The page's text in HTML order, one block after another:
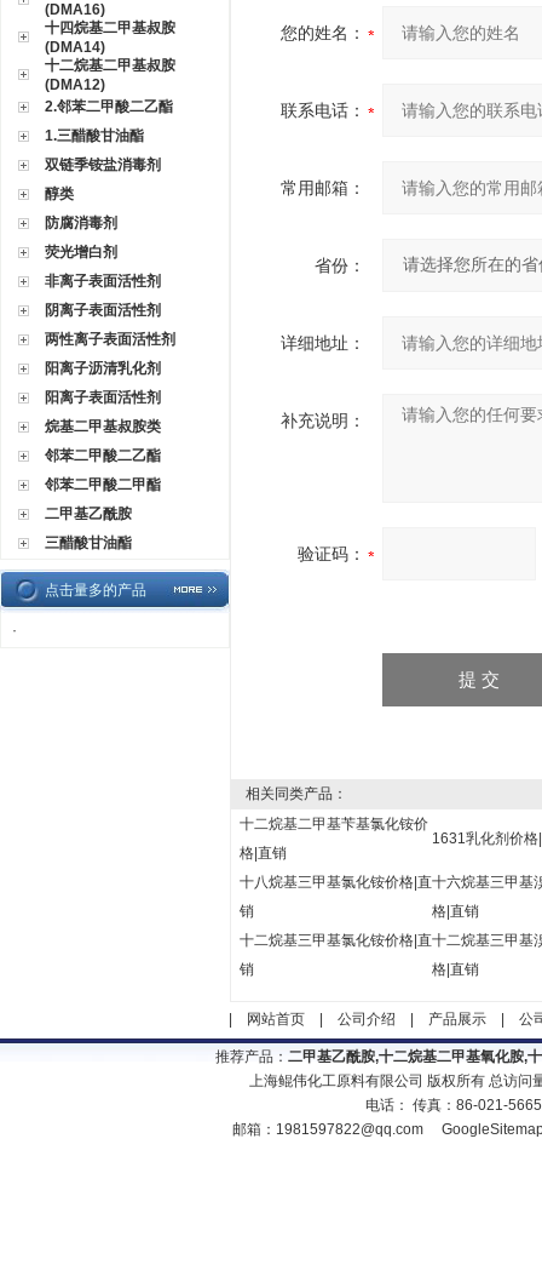
(DMA16)
十四烷基二甲基叔胺
(DMA14)
十二烷基二甲基叔胺
(DMA12)
2.邻苯二甲酸二乙酯
1.三醋酸甘油酯
双链季铵盐消毒剂
醇类
防腐消毒剂
荧光增白剂
非离子表面活性剂
阴离子表面活性剂
两性离子表面活性剂
阳离子沥清乳化剂
阳离子表面活性剂
烷基二甲基叔胺类
邻苯二甲酸二乙酯
邻苯二甲酸二甲酯
二甲基乙酰胺
三醋酸甘油酯
点击量多的产品
·
您的姓名：
联系电话：
常用邮箱：
省份：
详细地址：
补充说明：
验证码：
相关同类产品：
十二烷基二甲基苄基氯化铵价
格|直销
1631乳化剂价格
十八烷基三甲基氯化铵价格|直
销
十六烷基三甲基
格|直销
十二烷基三甲基氯化铵价格|直
销
十二烷基三甲基
格|直销
网站首页| 公司介绍 产品展示| 公
推荐产品： 二甲基乙酰胺,十二烷基二甲基氧化胺,
上海鲲伟化工原料有限公司 版权所有 总访问
电话： 传真：86-021-
邮箱： 1981597822@qq.com